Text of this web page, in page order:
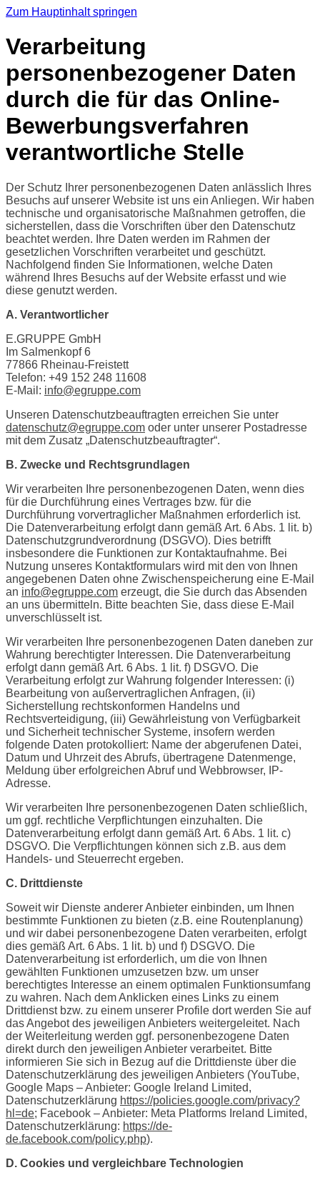
Zum Hauptinhalt springen
Verarbeitung
personenbezogener Daten
durch die für das Online-
Bewerbungsverfahren
verantwortliche Stelle
Der Schutz Ihrer personenbezogenen Daten anlässlich Ihres
Besuchs auf unserer Website ist uns ein Anliegen. Wir haben
technische und organisatorische Maßnahmen getroffen, die
sicherstellen, dass die Vorschriften über den Datenschutz
beachtet werden. Ihre Daten werden im Rahmen der
gesetzlichen Vorschriften verarbeitet und geschützt.
Nachfolgend finden Sie Informationen, welche Daten
während Ihres Besuchs auf der Website erfasst und wie
diese genutzt werden.
A. Verantwortlicher
E.GRUPPE GmbH
Im Salmenkopf 6
77866 Rheinau-Freistett
Telefon: +49 152 248 11608
E-Mail: info@egruppe.com
Unseren Datenschutzbeauftragten erreichen Sie unter
datenschutz@egruppe.com oder unter unserer Postadresse
mit dem Zusatz „Datenschutzbeauftragter“.
B. Zwecke und Rechtsgrundlagen
Wir verarbeiten Ihre personenbezogenen Daten, wenn dies
für die Durchführung eines Vertrages bzw. für die
Durchführung vorvertraglicher Maßnahmen erforderlich ist.
Die Datenverarbeitung erfolgt dann gemäß Art. 6 Abs. 1 lit. b)
Datenschutzgrundverordnung (DSGVO). Dies betrifft
insbesondere die Funktionen zur Kontaktaufnahme. Bei
Nutzung unseres Kontaktformulars wird mit den von Ihnen
angegebenen Daten ohne Zwischenspeicherung eine E-Mail
an info@egruppe.com erzeugt, die Sie durch das Absenden
an uns übermitteln. Bitte beachten Sie, dass diese E-Mail
unverschlüsselt ist.
Wir verarbeiten Ihre personenbezogenen Daten daneben zur
Wahrung berechtigter Interessen. Die Datenverarbeitung
erfolgt dann gemäß Art. 6 Abs. 1 lit. f) DSGVO. Die
Verarbeitung erfolgt zur Wahrung folgender Interessen: (i)
Bearbeitung von außervertraglichen Anfragen, (ii)
Sicherstellung rechtskonformen Handelns und
Rechtsverteidigung, (iii) Gewährleistung von Verfügbarkeit
und Sicherheit technischer Systeme, insofern werden
folgende Daten protokolliert: Name der abgerufenen Datei,
Datum und Uhrzeit des Abrufs, übertragene Datenmenge,
Meldung über erfolgreichen Abruf und Webbrowser, IP-
Adresse.
Wir verarbeiten Ihre personenbezogenen Daten schließlich,
um ggf. rechtliche Verpflichtungen einzuhalten. Die
Datenverarbeitung erfolgt dann gemäß Art. 6 Abs. 1 lit. c)
DSGVO. Die Verpflichtungen können sich z.B. aus dem
Handels- und Steuerrecht ergeben.
C. Drittdienste
Soweit wir Dienste anderer Anbieter einbinden, um Ihnen
bestimmte Funktionen zu bieten (z.B. eine Routenplanung)
und wir dabei personenbezogene Daten verarbeiten, erfolgt
dies gemäß Art. 6 Abs. 1 lit. b) und f) DSGVO. Die
Datenverarbeitung ist erforderlich, um die von Ihnen
gewählten Funktionen umzusetzen bzw. um unser
berechtigtes Interesse an einem optimalen Funktionsumfang
zu wahren. Nach dem Anklicken eines Links zu einem
Drittdienst bzw. zu einem unserer Profile dort werden Sie auf
das Angebot des jeweiligen Anbieters weitergeleitet. Nach
der Weiterleitung werden ggf. personenbezogene Daten
direkt durch den jeweiligen Anbieter verarbeitet. Bitte
informieren Sie sich in Bezug auf die Drittdienste über die
Datenschutzerklärung des jeweiligen Anbieters (YouTube,
Google Maps – Anbieter: Google Ireland Limited,
Datenschutzerklärung https://policies.google.com/privacy?
hl=de; Facebook – Anbieter: Meta Platforms Ireland Limited,
Datenschutzerklärung: https://de-
de.facebook.com/policy.php).
D. Cookies und vergleichbare Technologien